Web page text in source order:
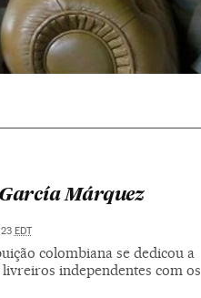
Márquez
EDT
colombiana se dedicou a
independentes com os